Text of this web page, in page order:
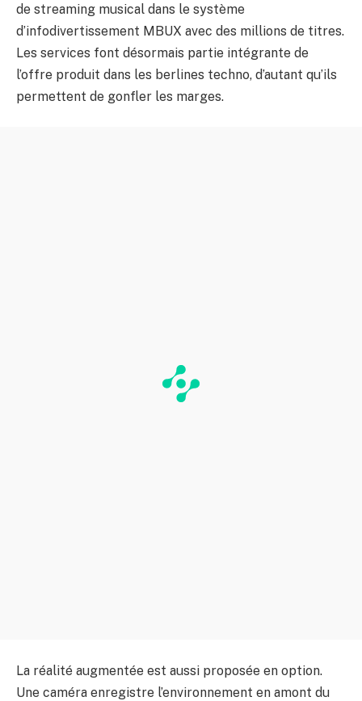
de streaming musical dans le système
d’infodivertissement MBUX avec des millions de titres.
Les services font désormais partie intégrante de
l’offre produit dans les berlines techno, d’autant qu’ils
permettent de gonfler les marges.
La réalité augmentée est aussi proposée en option.
Une caméra enregistre l’environnement en amont du